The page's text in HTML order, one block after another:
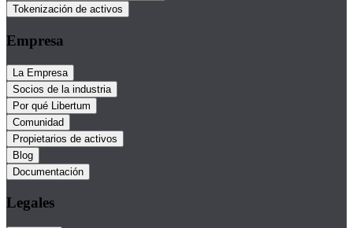
Tokenización de activos
Empresa
La Empresa
Socios de la industria
Por qué Libertum
Comunidad
Propietarios de activos
Blog
Documentación
Legales